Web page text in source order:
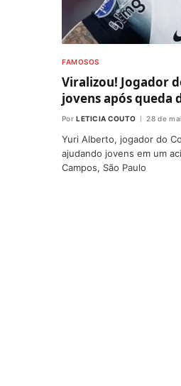
FAMOSOS
Viralizou! Jogador
jovens após queda
Por LETICIA COUTO 28 de
Yuri Alberto, jogador do
ajudando jovens em um
Campos, São Paulo